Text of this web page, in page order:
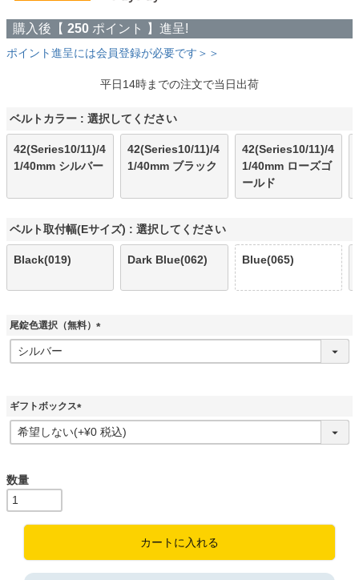
購入後【 250 ポイント 】進呈!
ポイント進呈には会員登録が必要です＞＞
平日14時までの注文で当日出荷
ベルトカラー 選択してください
42(Series10/11)/4
1/40mm シルバー
42(Series10/11)/4
1/40mm ブラック
42(Series10/11)/4
1/40mm ローズゴ
ールド
ベルト取付幅(Eサイズ) 選択してください
Black(019) Dark Blue(062) Blue(065)
尾錠色選択（無料）
(
ギフトボックス
(
必
カートに入れる